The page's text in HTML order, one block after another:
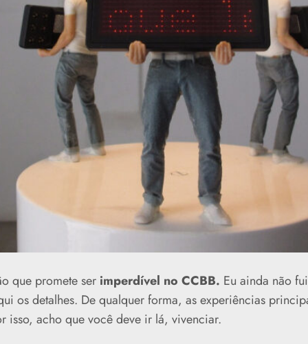
que promete ser imperdível no CCBB. Eu ainda não
os detalhes. De qualquer forma, as experiências
isso, acho que você deve ir lá, vivenciar.